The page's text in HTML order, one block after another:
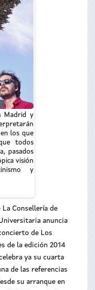
Madrid y
los que
todos
pasados
visión
y
La Consellería de
anuncia
de Los
de la edición 2014
ya su cuarta
de las referencias
su arranque en